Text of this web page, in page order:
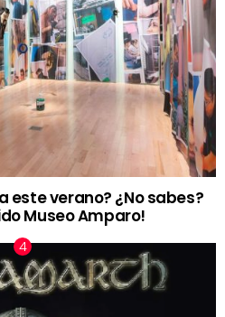
este verano? ¿No sabes?
Museo Amparo!